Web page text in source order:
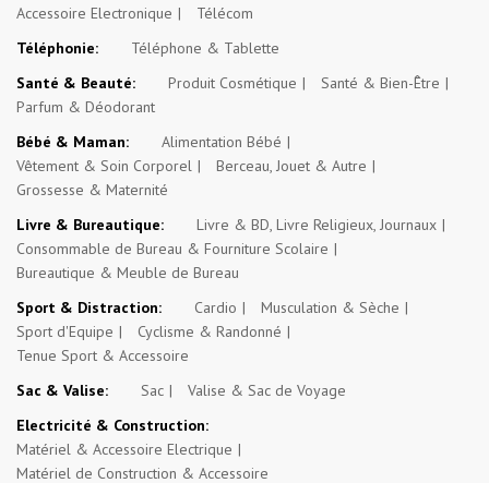
Accessoire Electronique
Télécom
Téléphonie:
Téléphone & Tablette
Santé & Beauté:
Produit Cosmétique
Santé & Bien-Être
Parfum & Déodorant
Bébé & Maman:
Alimentation Bébé
Vêtement & Soin Corporel
Berceau, Jouet & Autre
Grossesse & Maternité
Livre & Bureautique:
Livre & BD, Livre Religieux, Journaux
Consommable de Bureau & Fourniture Scolaire
Bureautique & Meuble de Bureau
Sport & Distraction:
Cardio
Musculation & Sèche
Sport d'Equipe
Cyclisme & Randonné
Tenue Sport & Accessoire
Sac & Valise:
Sac
Valise & Sac de Voyage
Electricité & Construction:
Matériel & Accessoire Electrique
Matériel de Construction & Accessoire